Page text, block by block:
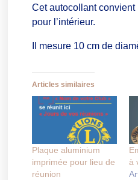
Cet autocollant convient
pour l’intérieur.
Il mesure 10 cm de
Articles similaires
Plaque aluminium
imprimée pour lieu de
réunion
à